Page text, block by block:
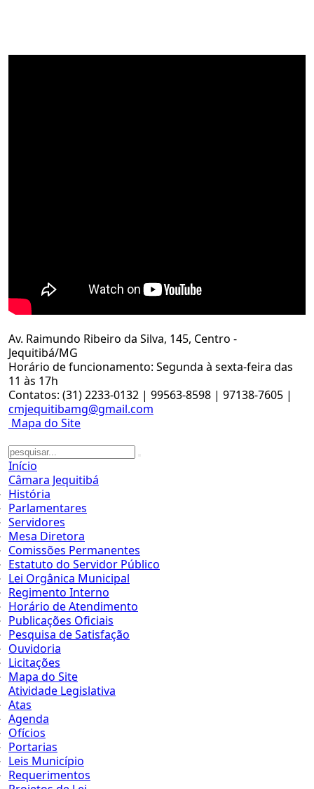
Av. Raimundo Ribeiro da Silva, 145, Centro -
Jequitibá/MG
Horário de funcionamento: Segunda à sexta-feira das
11 às 17h
Contatos: (31) 2233-0132 | 99563-8598 | 97138-7605 |
cmjequitibamg@gmail.com
Mapa do Site
Início
Câmara Jequitibá
História
Parlamentares
Servidores
Mesa Diretora
Comissões Permanentes
Estatuto do Servidor Público
Lei Orgânica Municipal
Regimento Interno
Horário de Atendimento
Publicações Oficiais
Pesquisa de Satisfação
Ouvidoria
Licitações
Mapa do Site
Atividade Legislativa
Atas
Agenda
Ofícios
Portarias
Leis Município
Requerimentos